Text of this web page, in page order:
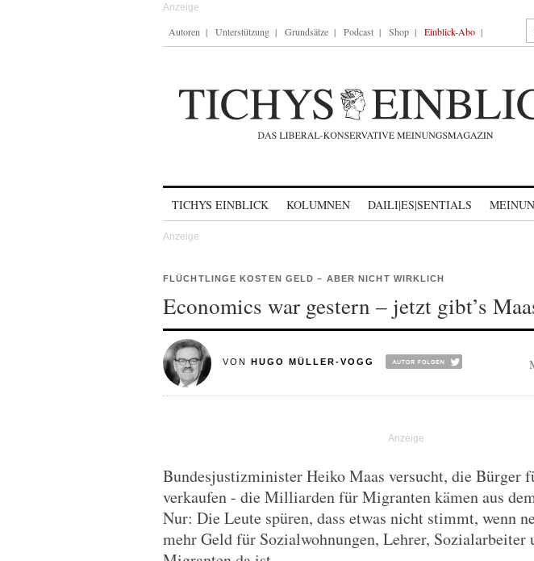
Autoren Unterstützung Grundsätze Podcast Shop Einblick-Abo
TICHYS EINBLICK KOLUMNEN DAILI|ES|SENTIALS
FLÜCHTLINGE KOSTEN GELD – ABER NICHT WIRKLICH
Economics war gestern – jetzt gibt’s
VON HUGO MÜLLER-VOGG
Bundesjustizminister Heiko Maas versucht, die Bürger
verkaufen - die Milliarden für Migranten kämen aus
Nur: Die Leute spüren, dass etwas nicht stimmt, wenn
mehr Geld für Sozialwohnungen, Lehrer, Sozialarbeiter